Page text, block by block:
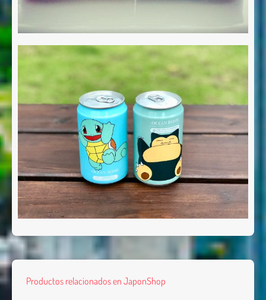
Productos relacionados en JaponShop